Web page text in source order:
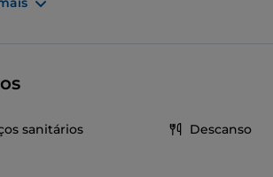
balnear continua a ser
Lanterna desfruta de todos os
sanitários Descanso